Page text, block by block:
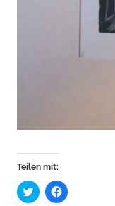
Teilen mit:
Klick,
um
Klick,
um